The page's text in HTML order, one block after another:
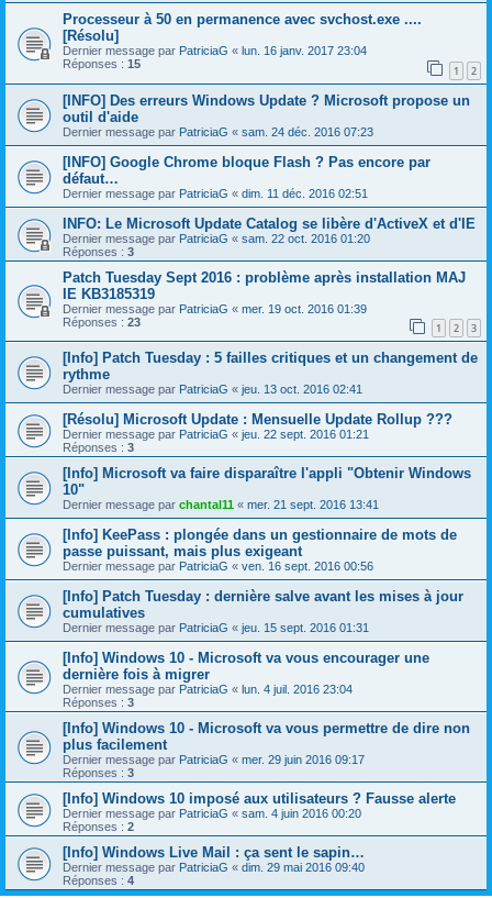
Processeur à 50 en permanence avec svchost.exe ....
[Résolu]
Dernier message par PatriciaG « lun. 16 janv. 2017 23:04
Réponses : 15 1 2
[INFO] Des erreurs Windows Update ? Microsoft propose un
outil d'aide
Dernier message par PatriciaG « sam. 24 déc. 2016 07:23
[INFO] Google Chrome bloque Flash ? Pas encore par
défaut…
Dernier message par PatriciaG « dim. 11 déc. 2016 02:51
INFO: Le Microsoft Update Catalog se libère d'ActiveX et d'IE
Dernier message par PatriciaG « sam. 22 oct. 2016 01:20
Réponses : 3
Patch Tuesday Sept 2016 : problème après installation MAJ
IE KB3185319
Dernier message par PatriciaG « mer. 19 oct. 2016 01:39
Réponses : 23 1 2 3
[Info] Patch Tuesday : 5 failles critiques et un changement de
rythme
Dernier message par PatriciaG « jeu. 13 oct. 2016 02:41
[Résolu] Microsoft Update : Mensuelle Update Rollup ???
Dernier message par PatriciaG « jeu. 22 sept. 2016 01:21
Réponses : 3
[Info] Microsoft va faire disparaître l'appli "Obtenir Windows
10"
Dernier message par chantal11 « mer. 21 sept. 2016 13:41
[Info] KeePass : plongée dans un gestionnaire de mots de
passe puissant, mais plus exigeant
Dernier message par PatriciaG « ven. 16 sept. 2016 00:56
[Info] Patch Tuesday : dernière salve avant les mises à jour
cumulatives
Dernier message par PatriciaG « jeu. 15 sept. 2016 01:31
[Info] Windows 10 - Microsoft va vous encourager une
dernière fois à migrer
Dernier message par PatriciaG « lun. 4 juil. 2016 23:04
Réponses : 3
[Info] Windows 10 - Microsoft va vous permettre de dire non
plus facilement
Dernier message par PatriciaG « mer. 29 juin 2016 09:17
Réponses : 3
[Info] Windows 10 imposé aux utilisateurs ? Fausse alerte
Dernier message par PatriciaG « sam. 4 juin 2016 00:20
Réponses : 2
[Info] Windows Live Mail : ça sent le sapin…
Dernier message par PatriciaG « dim. 29 mai 2016 09:40
Réponses : 4